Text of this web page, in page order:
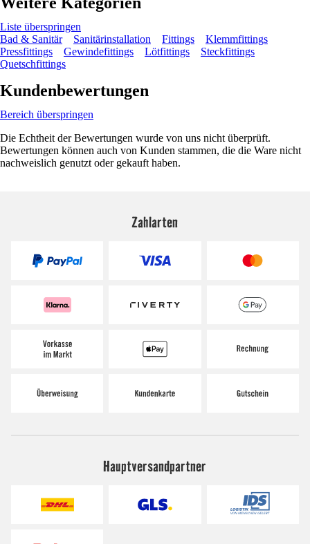
Liste überspringen
Bad & Sanitär
Sanitärinstallation Fittings
Klemmfittings
Pressfittings
Gewindefittings Lötfittings
Steckfittings
Quetschfittings
Kundenbewertungen
Bereich überspringen
Die Echtheit der Bewertungen wurde von uns nicht überprüft.
Bewertungen können auch von Kunden stammen, die die Ware nicht
nachweislich genutzt oder gekauft haben.
Zahlarten
Hauptversandpartner